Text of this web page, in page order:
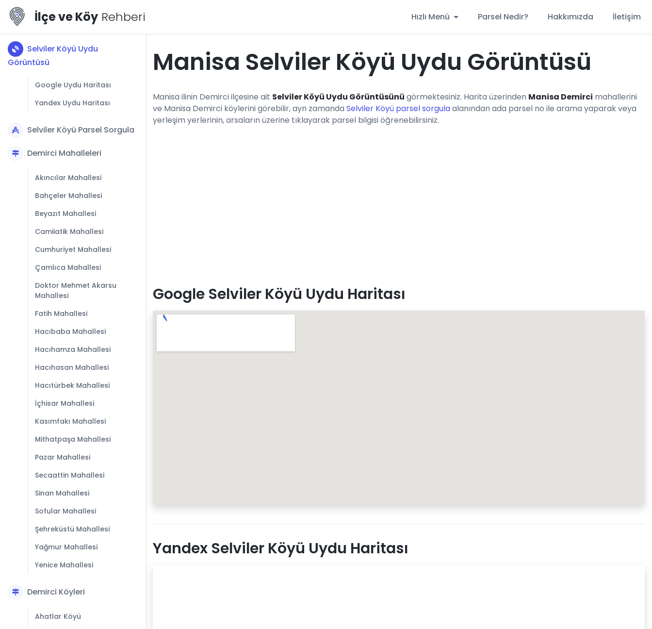
İlçe ve Köy Rehberi Hızlı Menü Parsel Nedir? Hakkımızda İletişim
Selviler Köyü Uydu
Görüntüsü
Google Uydu Haritası
Yandex Uydu Haritası
Selviler Köyü Parsel Sorgula
Demirci Mahalleleri
Akıncılar Mahallesi
Bahçeler Mahallesi
Beyazıt Mahallesi
Camiiatik Mahallesi
Cumhuriyet Mahallesi
Çamlıca Mahallesi
Doktor Mehmet Akarsu
Mahallesi
Fatih Mahallesi
Hacıbaba Mahallesi
Hacıhamza Mahallesi
Hacıhasan Mahallesi
Hacıtürbek Mahallesi
İçhisar Mahallesi
Kasımfakı Mahallesi
Mithatpaşa Mahallesi
Pazar Mahallesi
Secaattin Mahallesi
Sinan Mahallesi
Sofular Mahallesi
Şehreküstü Mahallesi
Yağmur Mahallesi
Yenice Mahallesi
Demirci Köyleri
Ahatlar Köyü
Manisa Selviler Köyü Uydu Görüntüsü
Manisa ilinin Demirci ilçesine ait Selviler Köyü Uydu Görüntüsünü görmektesiniz. Harita üzerinden Manisa Demirci mahallerini
ve Manisa Demirci köylerini görebilir, ayn zamanda Selviler Köyü parsel sorgulaalanından ada parsel no ile arama yaparak veya
yerleşim yerlerinin, arsaların üzerine tıklayarak parsel bilgisi öğrenebilirsiniz.
Google Selviler Köyü Uydu Haritası
Yandex Selviler Köyü Uydu Haritası